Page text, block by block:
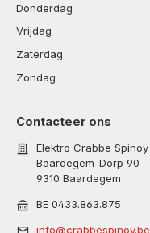
Donderdag
Vrijdag
Zaterdag
Zondag
Contacteer ons
Elektro Crabbe Spinoy
Baardegem-Dorp 90
9310 Baardegem
BE 0433.863.875
info@crabbespinoy.be